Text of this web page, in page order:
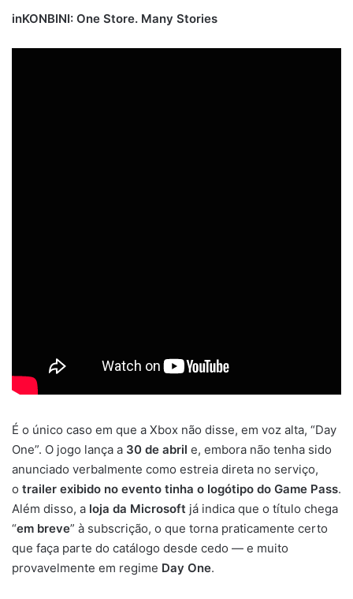
inKONBINI: One Store. Many Stories
É o único caso em que a Xbox não disse, em voz alta, “Day
One”. O jogo lança a 30 de abril e, embora não tenha sido
anunciado verbalmente como estreia direta no serviço,
o trailer exibido no evento tinha o logótipo do Game Pass.
Além disso, a loja da Microsoft já indica que o título chega
“em breve” à subscrição, o que torna praticamente certo
que faça parte do catálogo desde cedo — e muito
provavelmente em regime Day One.